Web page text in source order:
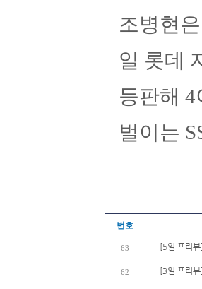
조병현
일 롯데
등판해
벌이는
번호
63 [5일 프리
62 [3일 프리